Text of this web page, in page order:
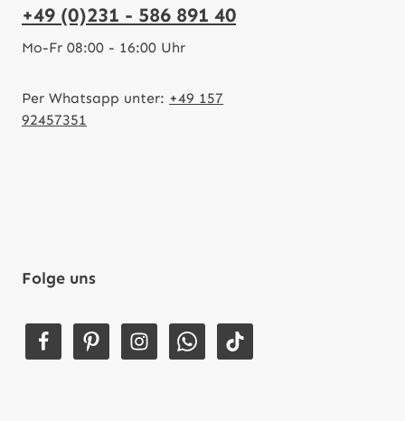
+49 (0)231 - 586 891 40
Mo-Fr 08:00 - 16:00 Uhr
Per Whatsapp unter: +49 157
92457351
Folge uns